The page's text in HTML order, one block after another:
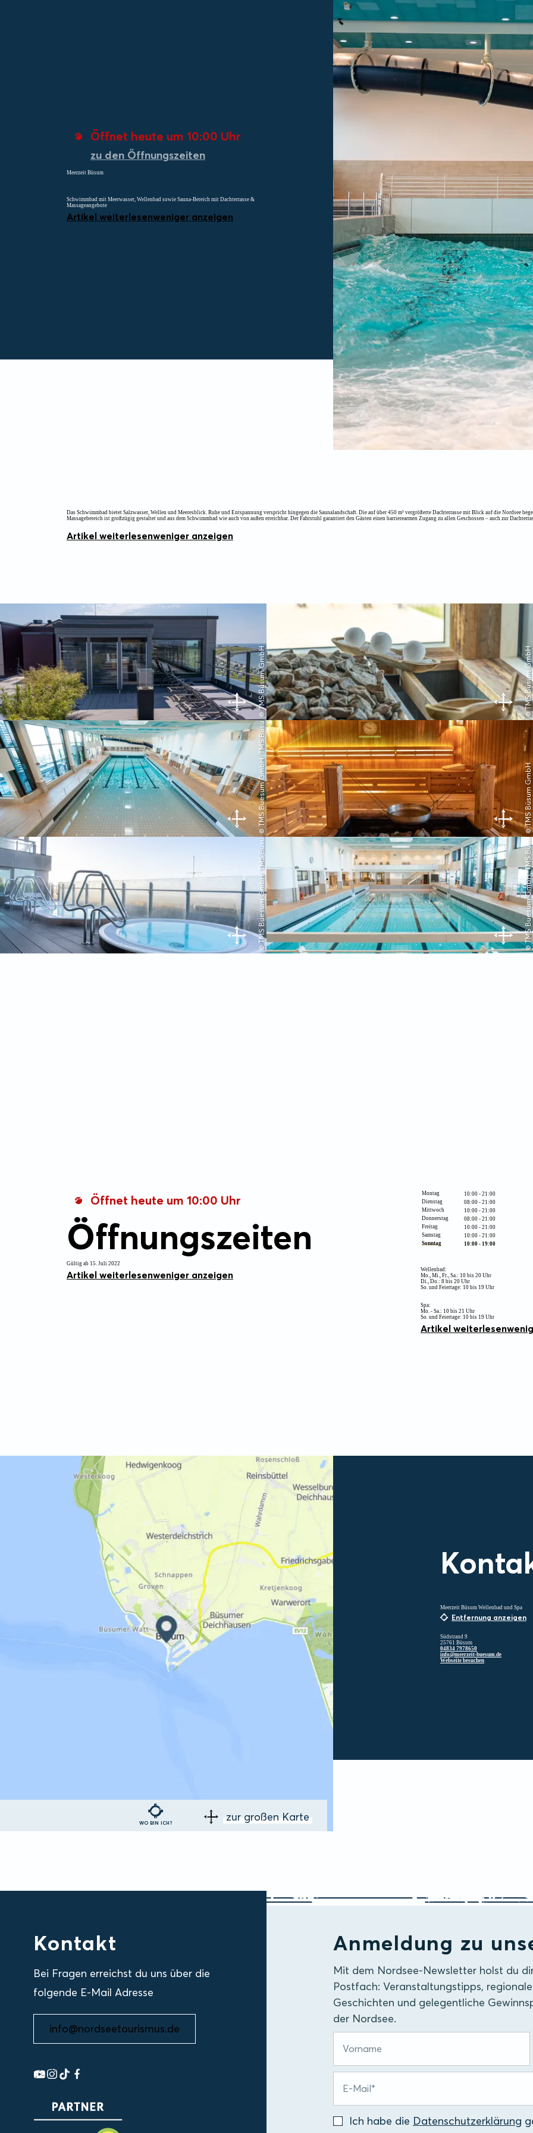
Unterkunft
Öffnet heute um 10:00 Uhr
zu den Öffnungszeiten
Meerzeit Büsum
Schwimmbad mit Meerwasser, Wellenbad sowie Sauna-Bereich mit Dachterrasse &
Massageangebote
Artikel weiterlesenweniger anzeigen
Das Schwimmbad bietet Salzwasser, Wellen und Meeresblick. Ruhe und Entspannung verspricht hingegen die Saunalandschaft. Die auf über 450 m² vergrößerte Dachterrasse mit Blick auf die Nordsee
Massagebereich ist großzügig gestaltet und aus dem Schwimmbad wie auch von außen erreichbar. Der Fahrstuhl garantiert den Gästen einen barrierearmen Zugang zu allen Geschossen – auch zur
Artikel weiterlesenweniger anzeigen
© TMS Büsum GmbH © TMS Büsum GmbH
© TMS Buesum GmbH, TMS Büsum GmbH © TMS Büsum GmbH
© TMS Buesum GmbH, TMS Büsum GmbH © TMS Buesum GmbH, TMS Büsum GmbH
Öffnet heute um 10:00 Uhr
Öffnungszeiten
Gültig ab 15. Juli 2022
Artikel weiterlesenweniger anzeigen
Montag
10:00 - 21:00
Dienstag
08:00 - 21:00
Mittwoch
10:00 - 21:00
Donnerstag
08:00 - 21:00
Freitag
10:00 - 21:00
Samstag
10:00 - 21:00
Sonntag
10:00 - 19:00
Wellenbad:
Mo., Mi., Fr., Sa.: 10 bis 20 Uhr
Di., Do.: 8 bis 20 Uhr
So. und Feiertage: 10 bis 19 Uhr
Spa:
Mo. - Sa.: 10 bis 21 Uhr
So. und Feiertage: 10 bis 19 Uhr
Artikel weiterlesen
WO BIN ICH? zur großen Karte
Meerzeit Büsum Wellenbad und Spa
Entfernung anzeigen
Südstrand 9
25761 Büsum
04834 7978650
info@meerzeit-buesum.de
Webseite besuchen
Anmeldung zu
Mit dem Nordsee-Newsletter holst du
Postfach: Veranstaltungstipps,
Geschichten und gelegentliche
der Nordsee.
Ich habe die Datenschutzerklärung
Kontakt
Bei Fragen erreichst du uns über die
folgende E-Mail Adresse
info@nordseetourismus.de